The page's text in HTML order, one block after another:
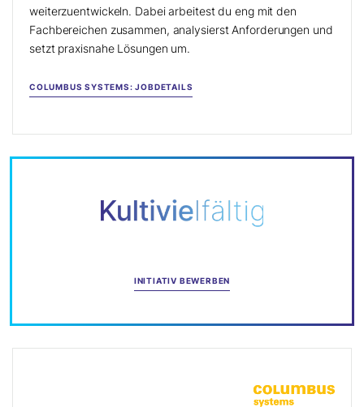
weiterzuentwickeln. Dabei arbeitest du eng mit den
Fachbereichen zusammen, analysierst Anforderungen und
setzt praxisnahe Lösungen um.
COLUMBUS SYSTEMS: JOBDETAILS
INITIATIV BEWERBEN